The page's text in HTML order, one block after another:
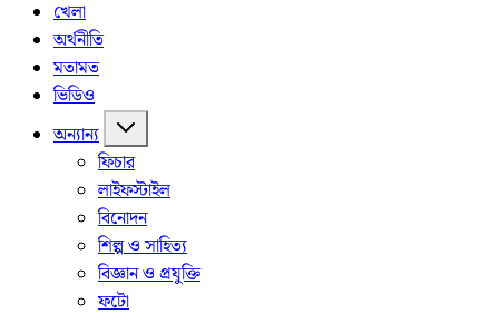
খেলা
অর্থনীতি
মতামত
ভিডিও
অন্যান্য
ফিচার
লাইফস্টাইল
বিনোদন
শিল্প ও সাহিত্য
বিজ্ঞান ও প্রযুক্তি
ফটো